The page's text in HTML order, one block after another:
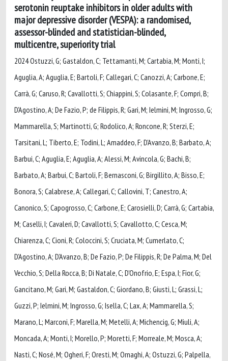
serotonin reuptake inhibitors in older adults with
major depressive disorder (VESPA): a randomised,
assessor-blinded and statistician-blinded,
multicentre, superiority trial
2024 Ostuzzi, G; Gastaldon, C; Tettamanti, M; Cartabia, M; Monti, I;
Aguglia, A; Aguglia, E; Bartoli, F; Callegari, C; Canozzi, A; Carbone, E;
Carrà, G; Caruso, R; Cavallotti, S; Chiappini, S; Colasante, F; Compri, B;
D'Agostino, A; De Fazio, P; de Filippis, R; Gari, M; Ielmini, M; Ingrosso, G;
Mammarella, S; Martinotti, G; Rodolico, A; Roncone, R; Sterzi, E;
Tarsitani, L; Tiberto, E; Todini, L; Amaddeo, F; D'Avanzo, B; Barbato, A;
Barbui, C; Aguglia, E; Aguglia, A; Alessi, M; Avincola, G; Bachi, B;
Barbato, A; Barbui, C; Bartoli, F; Bernasconi, G; Birgillito, A; Bisso, E;
Bonora, S; Calabrese, A; Callegari, C; Callovini, T; Canestro, A;
Canonico, S; Capogrosso, C; Carbone, E; Carosielli, D; Carrà, G; Cartabia,
M; Caselli, I; Cavaleri, D; Cavallotti, S; Cavallotto, C; Cesca, M;
Chiarenza, C; Cioni, R; Coloccini, S; Cruciata, M; Cumerlato, C;
D'Agostino, A; D'Avanzo, B; De Fazio, P; De Filippis, R; De Palma, M; Del
Vecchio, S; Della Rocca, B; Di Natale, C; D'Onofrio, E; Espa, I; Fior, G;
Gancitano, M; Gari, M; Gastaldon, C; Giordano, B; Giusti, L; Grassi, L;
Guzzi, P; Ielmini, M; Ingrosso, G; Isella, C; Lax, A; Mammarella, S;
Marano, L; Marconi, F; Marella, M; Metelli, A; Michencig, G; Miuli, A;
Moncada, A; Monti, I; Morello, P; Moretti, F; Morreale, M; Mosca, A;
Nasti, C; Nosé, M; Ogheri, F; Oresti, M; Ornaghi, A; Ostuzzi, G; Palpella,